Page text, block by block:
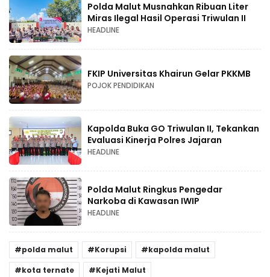
Polda Malut Musnahkan Ribuan Liter
Miras Ilegal Hasil Operasi Triwulan II
HEADLINE
FKIP Universitas Khairun Gelar PKKMB
POJOK PENDIDIKAN
Kapolda Buka GO Triwulan II, Tekankan
Evaluasi Kinerja Polres Jajaran
HEADLINE
Polda Malut Ringkus Pengedar
Narkoba di Kawasan IWIP
HEADLINE
polda malut Korupsi
kapolda malut
kota ternate
Kejati Malut